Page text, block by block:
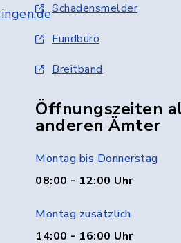
Schadensmelder
Fundbüro
Breitband
Öffnungszeiten
anderen Ämter
Montag bis Donnerstag
08:00 - 12:00 Uhr
Montag zusätzlich
14:00 - 16:00 Uhr